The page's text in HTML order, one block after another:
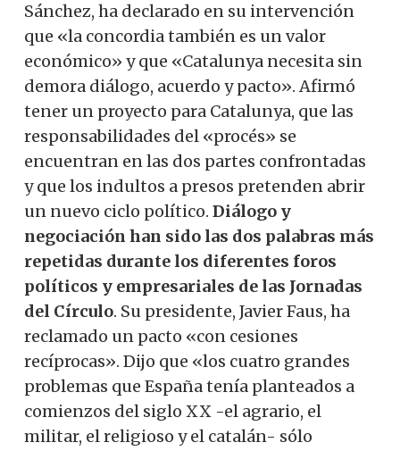
Sánchez, ha declarado en su intervención
que «la concordia también es un valor
económico» y que «Catalunya necesita sin
demora diálogo, acuerdo y pacto». Afirmó
tener un proyecto para Catalunya, que las
responsabilidades del «procés» se
encuentran en las dos partes confrontadas
y que los indultos a presos pretenden abrir
un nuevo ciclo político. Diálogo y
negociación han sido las dos palabras más
repetidas durante los diferentes foros
políticos y empresariales de las Jornadas
del Círculo. Su presidente, Javier Faus, ha
reclamado un pacto «con cesiones
recíprocas». Dijo que «los cuatro grandes
problemas que España tenía planteados a
comienzos del siglo XX -el agrario, el
militar, el religioso y el catalán- sólo